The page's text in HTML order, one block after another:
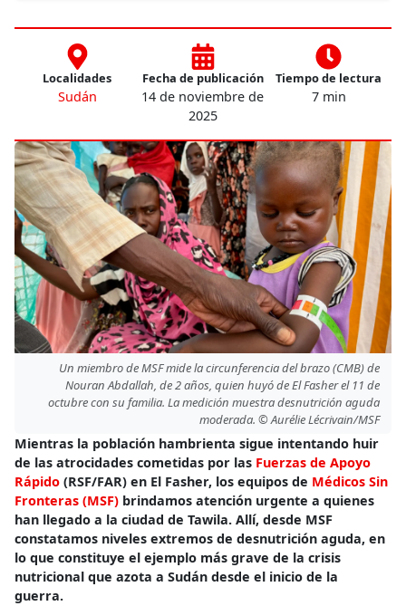
Localidades
Sudán
Fecha de publicación
14 de noviembre de
2025
Tiempo de lectura
7 min
Un miembro de MSF mide la circunferencia del brazo (CMB) de
Nouran Abdallah, de 2 años, quien huyó de El Fasher el 11 de
octubre con su familia. La medición muestra desnutrición aguda
moderada. © Aurélie Lécrivain/MSF
Mientras la población hambrienta sigue intentando huir
de las atrocidades cometidas por las Fuerzas de Apoyo
Rápido (RSF/FAR) en El Fasher, los equipos de Médicos Sin
Fronteras (MSF) brindamos atención urgente a quienes
han llegado a la ciudad de Tawila. Allí, desde MSF
constatamos niveles extremos de desnutrición aguda, en
lo que constituye el ejemplo más grave de la crisis
nutricional que azota a Sudán desde el inicio de la
guerra.